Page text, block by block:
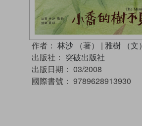
作者： 林沙 （著） | 雅樹 （文）
出版社： 突破出版社
出版日期： 03/2008
國際書號： 9789628913930